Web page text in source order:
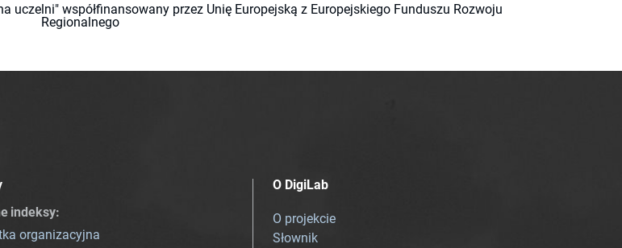
współfinansowany przez Unię Europejską z Europejskiego Funduszu Rozwoju
Regionalnego
indeksy:
organizacyjna
O DigiLab
O projekcie
Słownik